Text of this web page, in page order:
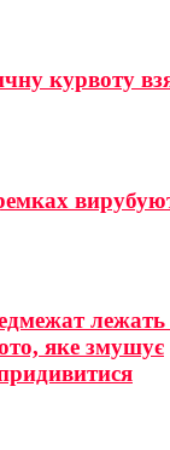
курвоту
лежать
яке змушує